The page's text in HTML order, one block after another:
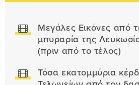
Μεγάλες Εικόνες από
μπυραρία της
(πριν από το τέλος)
Τόσα εκατομμύρια